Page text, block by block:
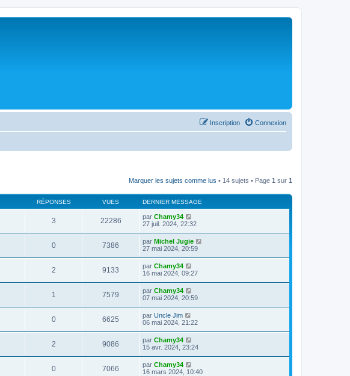
Connexion
Inscription
Marquer les sujets comme lus • 14 sujets • Page 1 sur 1
RÉPONSES VUES DERNIER MESSAGE
3 22286 par Chamy34
27 juil. 2024, 22:32
0 7386 par Michel Jugie
27 mai 2024, 20:59
2 9133 par Chamy34
16 mai 2024, 09:27
1 7579 par Chamy34
07 mai 2024, 20:59
0 6625 par Uncle Jim
06 mai 2024, 21:22
2 9086 par Chamy34
15 avr. 2024, 23:24
0 7066 par Chamy34
16 mars 2024, 10:40